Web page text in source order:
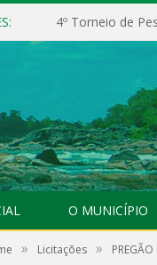
O MUNICÍPIO
» Licitações »